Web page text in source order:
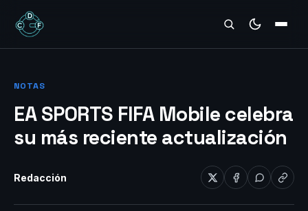
REVIEWS
NOTAS
EA SPORTS FIFA Mobile celebra
su más reciente actualización
Redacción